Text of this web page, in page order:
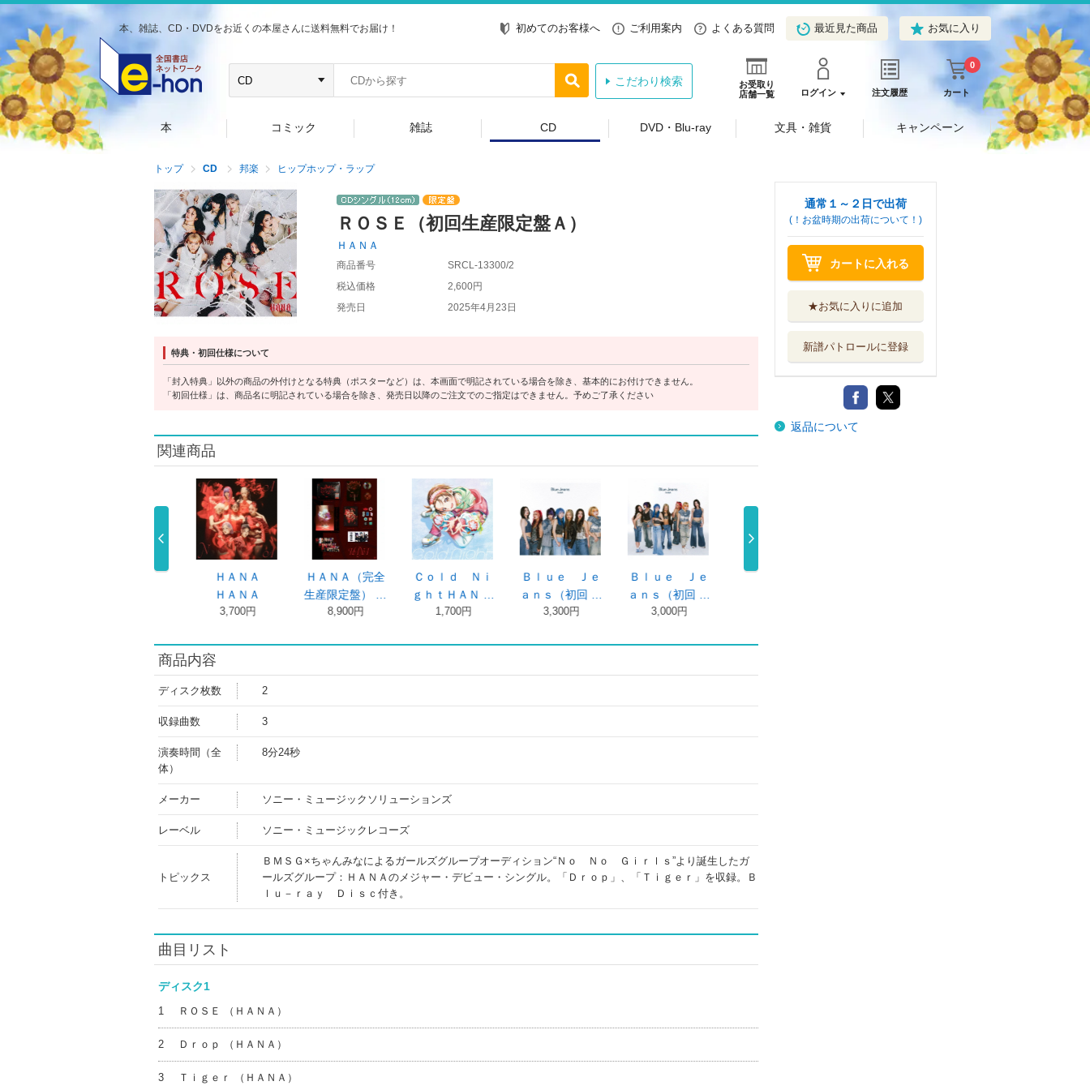
本、雑誌、CD・DVDをお近くの本屋さんに送料無料でお届け！ 初めてのお客様へ ご利用案内 よくある質問 最近見た商品 お気に入り
お受取り
店舗一覧
ログイン 注文履歴 カート
0
こだわり検索
本 コミック 雑誌 CD DVD・Blu-ray 文具・雑貨 キャンペーン
トップ CD 邦楽 ヒップホップ・ラップ
ＲＯＳＥ（初回生産限定盤Ａ）
ＨＡＮＡ
商品番号
SRCL-13300/2
税込価格
2,600円
発売日
2025年4月23日
特典・初回仕様について
「封入特典」以外の商品の外付けとなる特典（ポスターなど）は、本画面で明記されている場合を除き、基本的にお付けできません。
「初回仕様」は、商品名に明記されている場合を除き、発売日以降のご注文でのご指定はできません。予めご了承ください
関連商品
ＨＡＮＡ（完全
Ｃｏｌｄ Ｎｉ
ｇｈｔＨＡＮ …
1,700円
Ｂｌｕｅ Ｊｅ
ａｎｓ（初回 …
3,300円
Ｂｌｕｅ Ｊｅ
ａｎｓ（初回 …
3,000円
Ｂｌｕｅ Ｊｅ
ａｎｓＨＡＮ …
1,800円
ＲＯＳＥ（初回
生産限定盤Ｂ …
2,600円
ＲＯＳＥ
商品内容
ディスク枚数 2
収録曲数 3
演奏時間（全
体）
8分24秒
メーカー ソニー・ミュージックソリューションズ
レーベル ソニー・ミュージックレコーズ
トピックス
ＢＭＳＧ×ちゃんみなによるガールズグループオーディション“Ｎｏ Ｎｏ Ｇｉｒｌｓ”より誕生したガ
ールズグループ：ＨＡＮＡのメジャー・デビュー・シングル。「Ｄｒｏｐ」、「Ｔｉｇｅｒ」を収録。Ｂ
ｌｕ－ｒａｙ Ｄｉｓｃ付き。
曲目リスト
ディスク1
1 ＲＯＳＥ （ＨＡＮＡ）
2 Ｄｒｏｐ （ＨＡＮＡ）
3 Ｔｉｇｅｒ （ＨＡＮＡ）
通常１～２日で出荷
(！お盆時期の出荷について！)
カートに入れる
★お気に入りに追加
新譜パトロールに登録
返品について